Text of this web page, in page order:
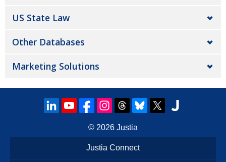
US State Law
Other Databases
Marketing Solutions
© 2026 Justia
Justia Connect